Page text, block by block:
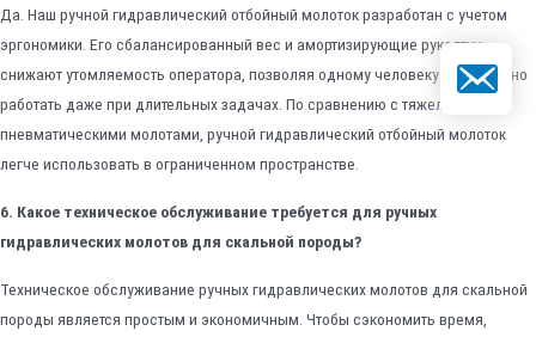
Да. Наш ручной гидравлический отбойный молоток разработан с учетом
эргономики. Его сбалансированный вес и амортизирующие рукоятки
снижают утомляемость оператора, позволяя одному человеку эффективно
работать даже при длительных задачах. По сравнению с тяжелыми
пневматическими молотами, ручной гидравлический отбойный молоток
легче использовать в ограниченном пространстве.
6. Какое техническое обслуживание требуется для ручных
гидравлических молотов для скальной породы?
Техническое обслуживание ручных гидравлических молотов для скальной
породы является простым и экономичным. Чтобы сэкономить время,